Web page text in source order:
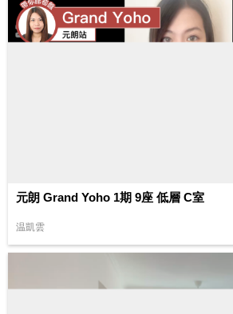
元朗 Grand Yoho 1期 9座 低層 C室
温凱雲